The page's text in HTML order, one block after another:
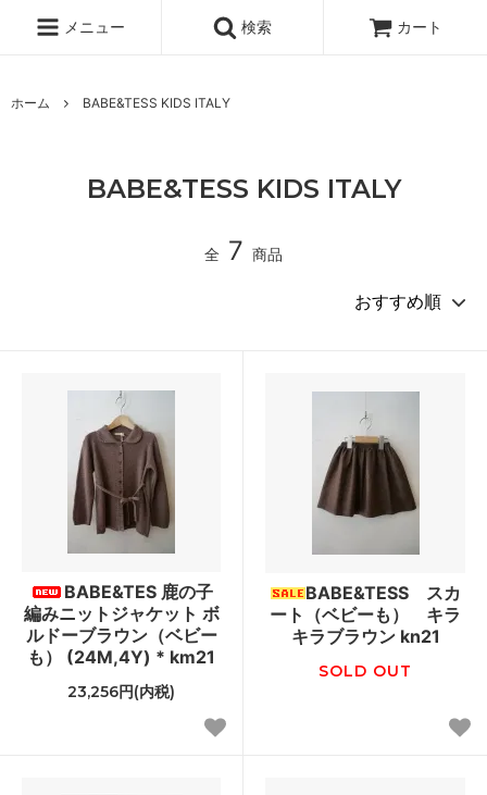
メニュー 検索 カート
ホーム BABE&TESS KIDS ITALY
BABE&TESS KIDS ITALY
全 7 商品
BABE&TES 鹿の子
編みニットジャケット ボ
ルドーブラウン（ベビー
も） (24M,4Y) * km21
23,256円(内税)
BABE&TESS スカ
ート（ベビーも） キラ
キラブラウン kn21
SOLD OUT